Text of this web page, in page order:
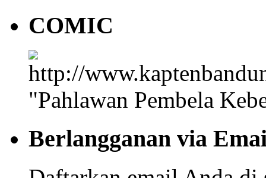
COMIC
"Pahlawan Pembela
Berlangganan via